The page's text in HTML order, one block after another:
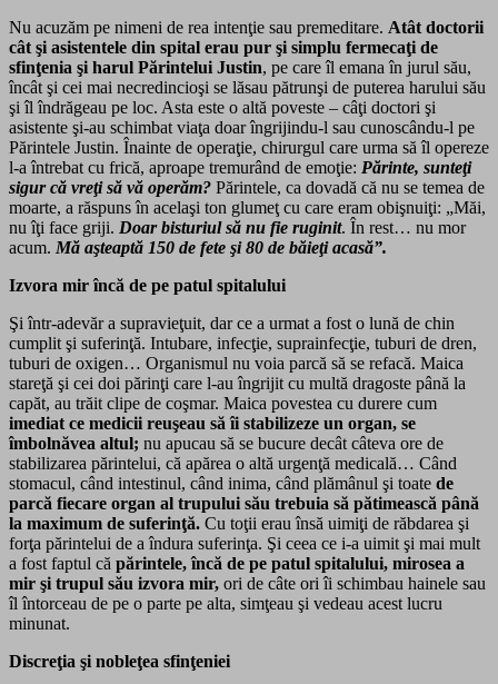
Nu acuzăm pe nimeni de rea intenţie sau premeditare. Atât doctorii
cât şi asistentele din spital erau pur şi simplu fermecaţi de
sfinţenia şi harul Părintelui Justin, pe care îl emana în jurul său,
încât şi cei mai necredincioşi se lăsau pătrunşi de puterea harului său
şi îl îndrăgeau pe loc. Asta este o altă poveste – câţi doctori şi
asistente şi-au schimbat viaţa doar îngrijindu-l sau cunoscându-l pe
Părintele Justin. Înainte de operaţie, chirurgul care urma să îl opereze
l-a întrebat cu frică, aproape tremurând de emoţie: Părinte, sunteţi
sigur că vreţi să vă operăm? Părintele, ca dovadă că nu se temea de
moarte, a răspuns în acelaşi ton glumeţ cu care eram obişnuiţi: „Măi,
nu îţi face griji. Doar bisturiul să nu fie ruginit. În rest… nu mor
acum. Mă aşteaptă 150 de fete şi 80 de băieţi acasă”.
Izvora mir încă de pe patul spitalului
Şi într-adevăr a supravieţuit, dar ce a urmat a fost o lună de chin
cumplit şi suferinţă. Intubare, infecţie, suprainfecţie, tuburi de dren,
tuburi de oxigen… Organismul nu voia parcă să se refacă. Maica
stareţă şi cei doi părinţi care l-au îngrijit cu multă dragoste până la
capăt, au trăit clipe de coşmar. Maica povestea cu durere cum
imediat ce medicii reuşeau să îi stabilizeze un organ, se
îmbolnăvea altul; nu apucau să se bucure decât câteva ore de
stabilizarea părintelui, că apărea o altă urgenţă medicală… Când
stomacul, când intestinul, când inima, când plămânul şi toate de
parcă fiecare organ al trupului său trebuia să pătimească până
la maximum de suferinţă. Cu toţii erau însă uimiţi de răbdarea şi
forţa părintelui de a îndura suferinţa. Şi ceea ce i-a uimit şi mai mult
a fost faptul că părintele, încă de pe patul spitalului, mirosea a
mir şi trupul său izvora mir, ori de câte ori îi schimbau hainele sau
îl întorceau de pe o parte pe alta, simţeau şi vedeau acest lucru
minunat.
Discreţia şi nobleţea sfinţeniei